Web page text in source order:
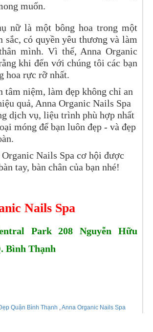
muốn.
nữ là một bông hoa trong một
sắc, có quyền yêu thương và làm
mình. Vì thế, Anna Organic
khi đến với chúng tôi các bạn
hoa rực rỡ nhất.
tâm niệm, làm đẹp không chỉ an
quả, Anna Organic Nails Spa
dịch vụ, liệu trình phù hợp nhất
móng để bạn luôn đẹp - và đẹp
Organic Nails Spa cơ hội được
tay, bàn chân của bạn nhé!
Nails Spa
Park 208 Nguyễn Hữu
Bình Thạnh
Quận Bình Thạnh ,Anna Organic Nails Spa